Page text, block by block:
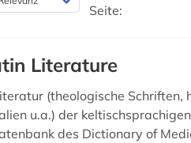
Seite:
Literature
(theologische Schriften,
u.a.) der
des Dictionary of